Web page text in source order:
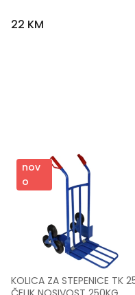
22 KM
nov
o
KOLICA ZA STEPENICE TK